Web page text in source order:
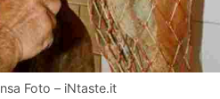
Foto – iNtaste.it